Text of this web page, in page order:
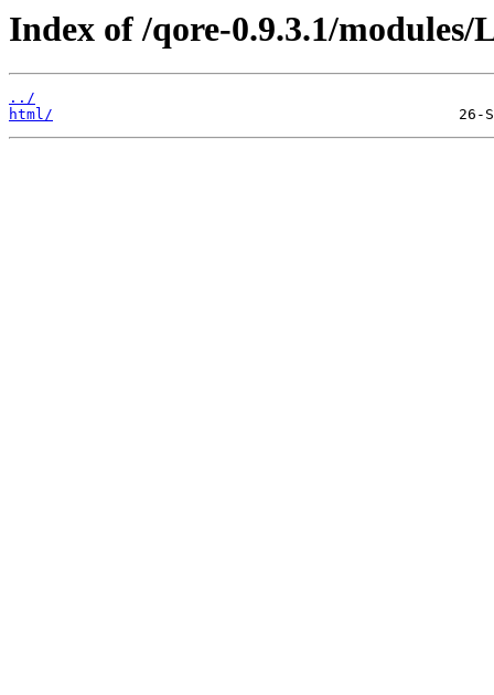
Index of /qore-0.9.3.1/modules/
../
html/